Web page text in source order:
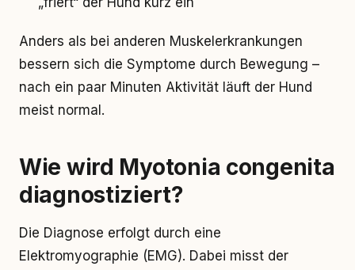
Anders als bei anderen Muskelerkrankungen
bessern sich die Symptome durch Bewegung –
nach ein paar Minuten Aktivität läuft der Hund
meist normal.
Wie wird Myotonia congenita
diagnostiziert?
Die Diagnose erfolgt durch eine
Elektromyographie (EMG). Dabei misst der